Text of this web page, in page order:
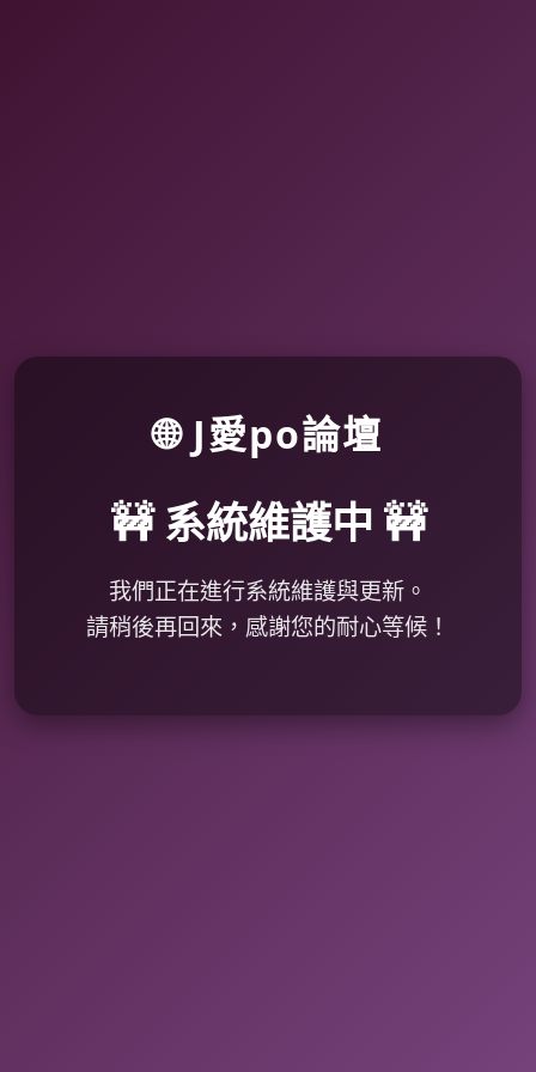
🌐 J愛po論壇
🚧 系統維護中 🚧
我們正在進行系統維護與更新。
請稍後再回來，感謝您的耐心等候！